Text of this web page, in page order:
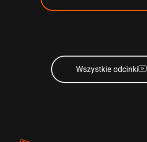
Wszystkie odcinki